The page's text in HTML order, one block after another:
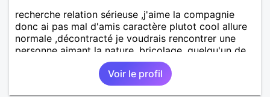
recherche relation sérieuse ,j'aime la compagnie
donc ai pas mal d'amis caractère plutot cool allure
normale ,décontracté je voudrais rencontrer une
personne aimant la nature ,bricolage ,quelqu'un de
simple et naturel à vos claviers mesdames
Voir le profil